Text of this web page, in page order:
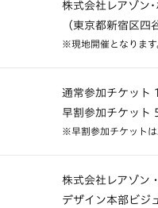
株式会社レアゾン
（東京都新宿区
※現地開催となります
通常参加チケット
早割参加チケット
※早割参加チケットは
株式会社レアゾン
デザイン本部ビジ